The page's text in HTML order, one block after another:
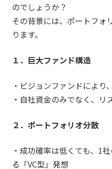
のでしょうか？
その背景には、ポートフォ
ります。
１．巨大ファンド構造
・ビジョンファンドにより
・自社資金のみでなく、リ
２．ポートフォリオ分散
・成功確率は低くても、1
る「VC型」発想